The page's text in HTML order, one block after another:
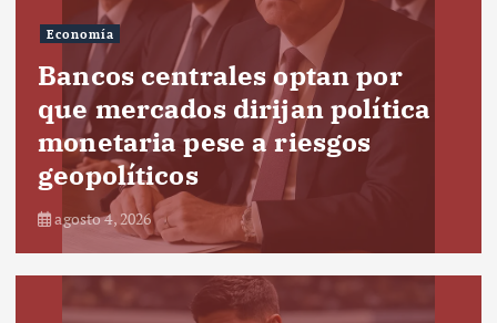
Economía
Bancos centrales optan por
que mercados dirijan política
monetaria pese a riesgos
geopolíticos
agosto 4, 2026